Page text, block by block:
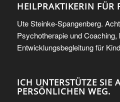
HEILPRAKTIKERIN FÜR
Ute Steinke-Spangenberg.
Psychotherapie und Coaching,
Entwicklungsbegleitung für
ICH UNTERSTÜTZE SIE
PERSÖNLICHEN WEG.